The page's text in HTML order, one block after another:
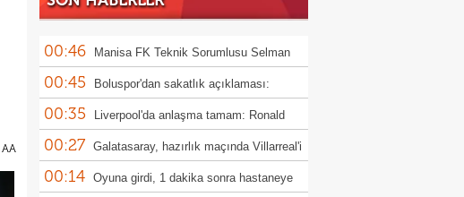
AA
00:46 Manisa FK Teknik Sorumlusu Selman
Coşkun'dan galibiyet yorumu
00:45 Boluspor'dan sakatlık açıklaması:
"Fibula kemiği kırıldı"
00:35 Liverpool'da anlaşma tamam: Ronald
Araujo
00:27 Galatasaray, hazırlık maçında Villarreal'i
konuk edecek
00:14 Oyuna girdi, 1 dakika sonra hastaneye